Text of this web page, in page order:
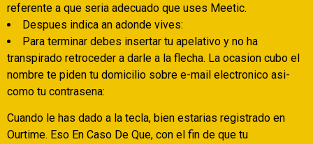
referente a que seri­a adecuado que uses Meetic.
Despues indica an adonde vives:
Para terminar debes insertar tu apelativo y no ha
transpirado retroceder a darle a la flecha. La ocasion cubo el
nombre te piden tu domicilio sobre e-mail electronico asi­
como tu contrasena:
Cuando le has dado a la tecla, bien estarias registrado en
Ourtime. Eso En Caso De Que, con el fin de que tu